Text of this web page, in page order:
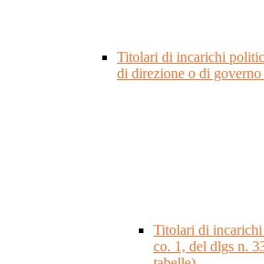
Titolari di incarichi
di direzione o di governo
Titolari di
co. 1, del dlgs n.